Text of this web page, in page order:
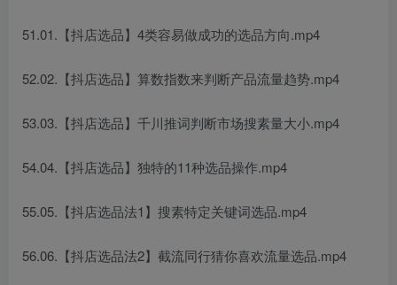
51.01.【抖店选品】4类容易做成功的选品方向.mp4
52.02.【抖店选品】算数指数来判断产品流量趋势.mp4
53.03.【抖店选品】千川推词判断市场搜素量大小.mp4
54.04.【抖店选品】独特的11种选品操作.mp4
55.05.【抖店选品法1】搜素特定关键词选品.mp4
56.06.【抖店选品法2】截流同行猜你喜欢流量选品.mp4